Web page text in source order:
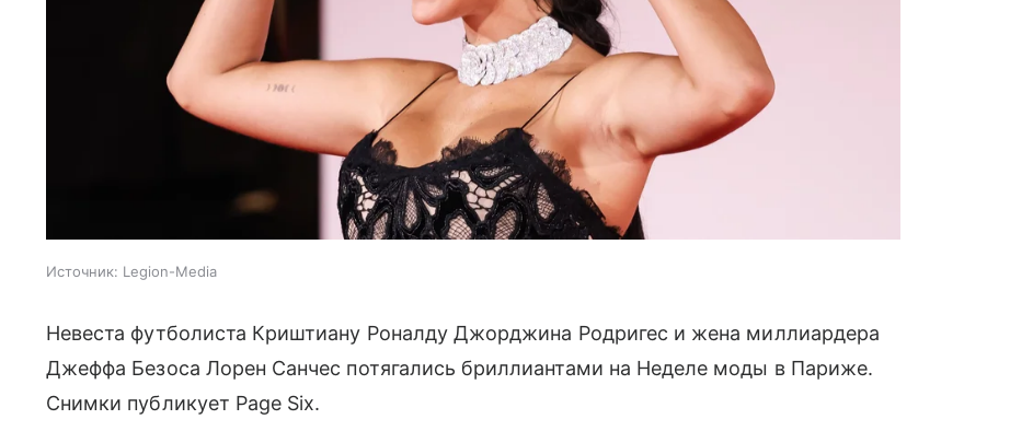
Источник: Legion-Media
Невеста футболиста Криштиану Роналду Джорджина Родригес и жена миллиардера
Джеффа Безоса Лорен Санчес потягались бриллиантами на Неделе моды в Париже.
Снимки публикует Page Six.